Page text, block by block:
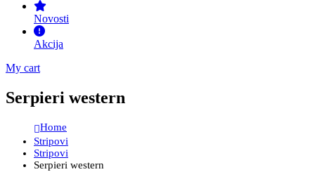
Novosti
Akcija
My cart
Serpieri western
Home
Stripovi
Stripovi
Serpieri western